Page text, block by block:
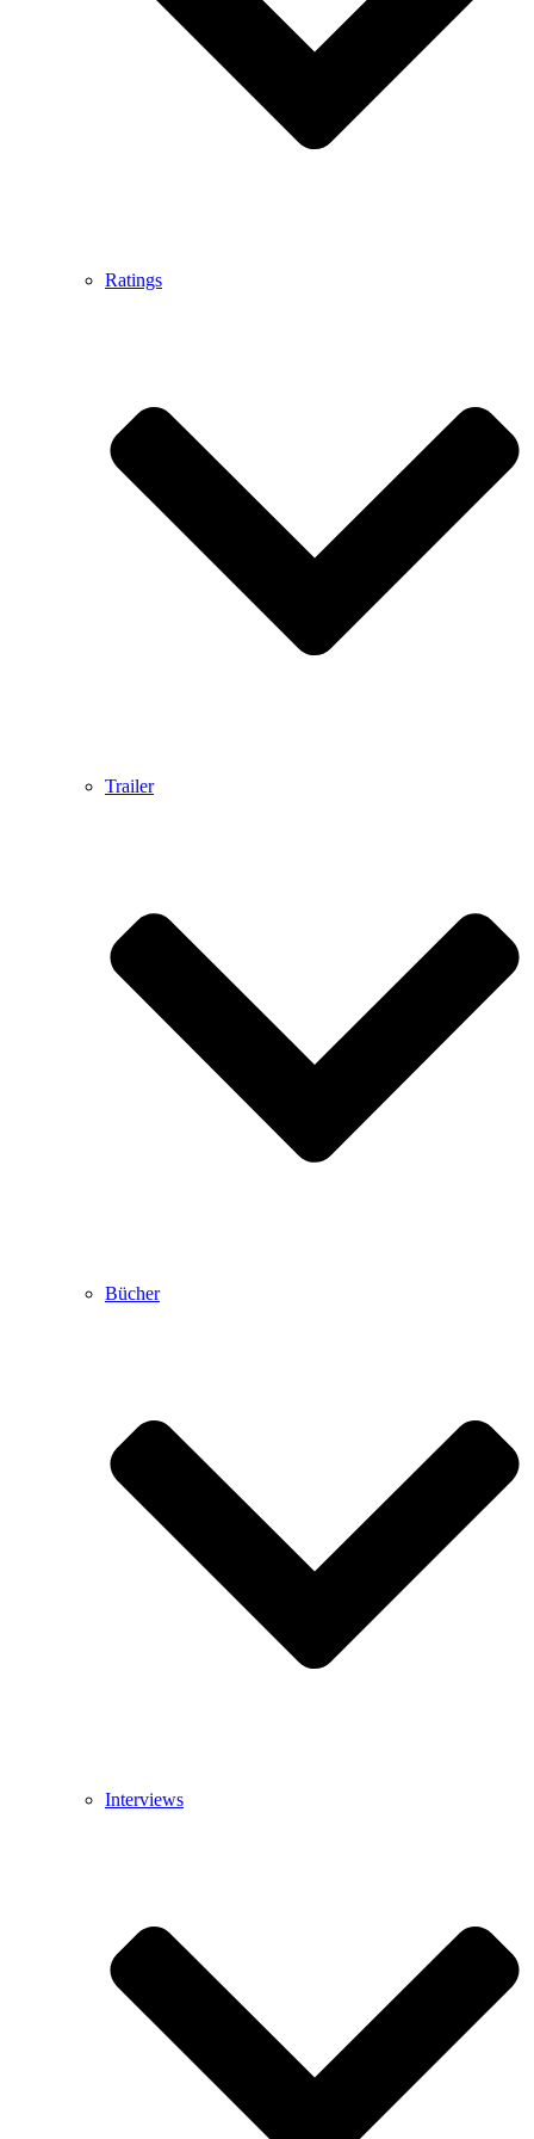
Ratings
Trailer
Bücher
Interviews